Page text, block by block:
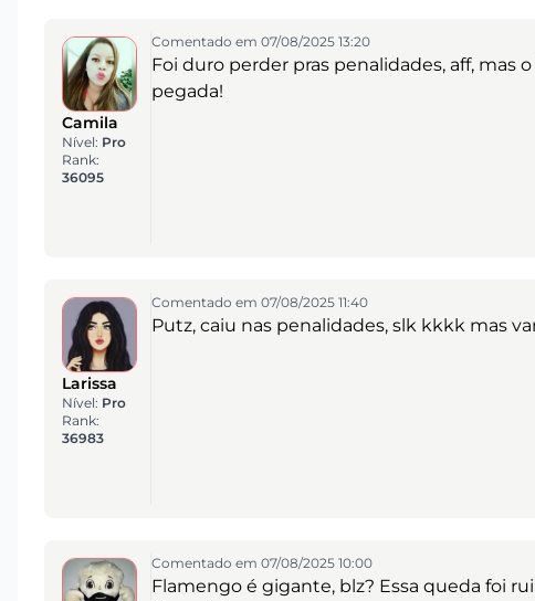
Camila
Nível: Pro
Rank:
36095
Comentado em 07/08/2025 13:20
Foi duro perder pras penalidades, aff, mas
pegada!
Larissa
Nível: Pro
Rank:
36983
Comentado em 07/08/2025 11:40
Putz, caiu nas penalidades, slk kkkk mas
Comentado em 07/08/2025 10:00
Flamengo é gigante, blz? Essa queda foi